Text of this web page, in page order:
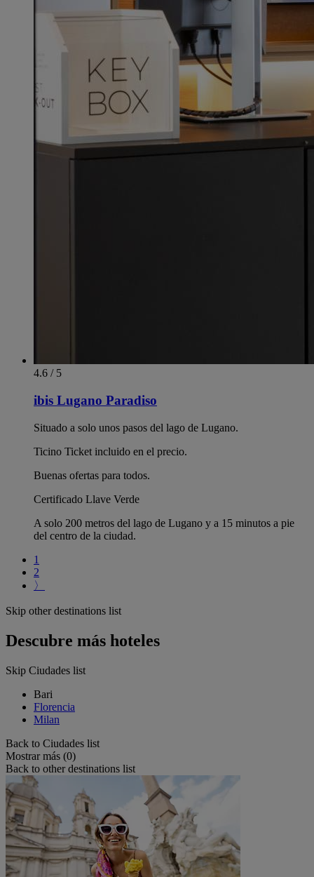
4.6 / 5
ibis Lugano Paradiso
Situado a solo unos pasos del lago de Lugano.
Ticino Ticket incluido en el precio.
Buenas ofertas para todos.
Certificado Llave Verde
A solo 200 metros del lago de Lugano y a 15 minutos a pie
del centro de la ciudad.
1
2
〉
Skip other destinations list
Descubre más hoteles
Skip Ciudades list
Bari
Florencia
Milan
Back to Ciudades list
Mostrar más (0)
Back to other destinations list